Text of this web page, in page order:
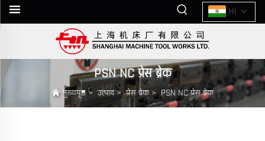
HI
PSN NC प्रेस ब्रेक
मुख्यपृष्ठ>उत्पाद>प्रेस ब्रेक > PSN NC प्रेस ब्रेक